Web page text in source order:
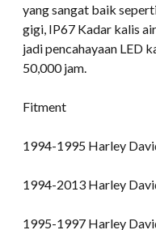
yang sangat baik
gigi, IP67 Kadar kalis
jadi pencahayaan LED
50,000 jam.
Fitment
1994-1995 Harley
1994-2013 Harley
1995-1997 Harley